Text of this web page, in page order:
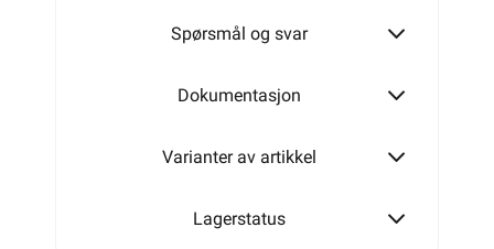
Spørsmål og svar
Dokumentasjon
Varianter av artikkel
Lagerstatus